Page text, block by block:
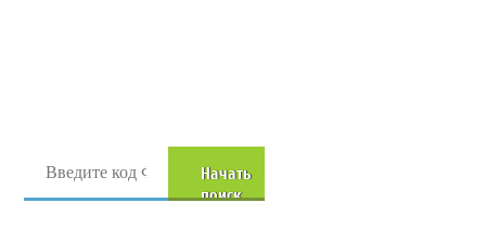
Начать
поиск